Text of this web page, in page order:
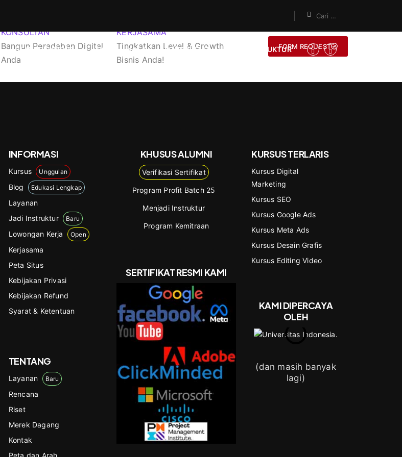
SEMUA KURSUS LAYANAN/JASA KONSULTASI JADI INSTRUKTUR
KONSULTAN
Bangun Peradaban Digital
Anda
KERJASAMA
Tingkatkan Level & Growth
Bisnis Anda!
FORM REQUEST
INFORMASI
Kursus Unggulan
Blog Edukasi Lengkap
Layanan
Jadi Instruktur Baru
Lowongan Kerja Open
Kerjasama
Peta Situs
Kebijakan Privasi
Kebijakan Refund
Syarat & Ketentuan
TENTANG
Layanan Baru
Rencana
Riset
Merek Dagang
Kontak
Peta dan Arah
KHUSUS ALUMNI
Verifikasi Sertifikat
Program Profit Batch 25
Menjadi Instruktur
Program Kemitraan
SERTIFIKAT RESMI KAMI
KURSUS TERLARIS
Kursus Digital
Marketing
Kursus SEO
Kursus Google Ads
Kursus Meta Ads
Kursus Desain Grafis
Kursus Editing Video
KAMI DIPERCAYA
OLEH
(dan masih banyak
lagi)